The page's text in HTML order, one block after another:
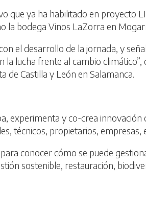
que ya ha habilitado en proyecto
la bodega Vinos LaZorra en
el desarrollo de la jornada, y
lucha frente al cambio
de Castilla y León en Salamanca.
experimenta y co-crea innovación
técnicos, propietarios, empresas,
conocer cómo se puede
sostenible, restauración,